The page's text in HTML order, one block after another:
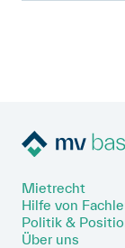
Mietrecht
Hilfe von
Politik &
Über uns